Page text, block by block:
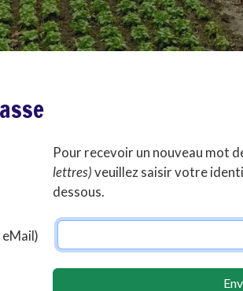
Pour recevoir un nouveau mot
lettres)veuillez saisir votre
dessous.